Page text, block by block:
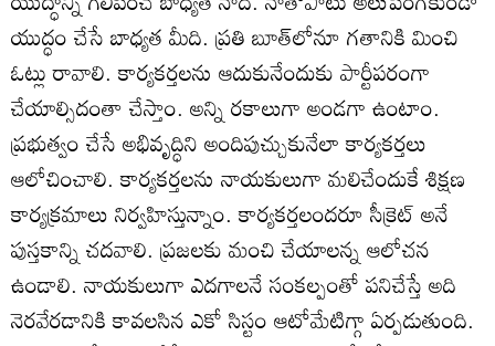
యుద్ధం చేసే బాధ్యత మీది. ప్రతి బూత్‌లోనూ గతానికి మించి
ఓట్లు రావాలి. కార్యకర్తలను ఆదుకునేందుకు పార్టీపరంగా
చేయాల్సిదంతా చేస్తాం. అన్ని రకాలుగా అండగా ఉంటాం.
ప్రభుత్వం చేసే అభివృద్ధిని అందిపుచ్చుకునేలా కార్యకర్తలు
ఆలోచించాలి. కార్యకర్తలను నాయకులుగా మలిచేందుకే శిక్షణ
కార్యక్రమాలు నిర్వహిస్తున్నాం. కార్యకర్తలందరూ సీక్రెట్‌ అనే
పుస్తకాన్ని చదవాలి. ప్రజలకు మంచి చేయాలన్న ఆలోచన
ఉండాలి. నాయకులుగా ఎదగాలనే సంకల్పంతో పనిచేస్తే అది
నెరవేరడానికి కావలసిన ఎకో సిస్టం ఆటోమేటిగ్గా ఏర్పడుతుంది.